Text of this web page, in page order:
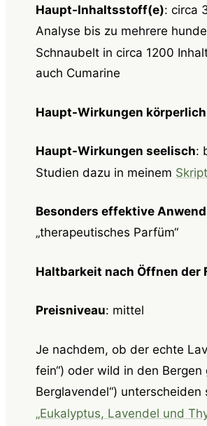
Haupt-Inhaltsstoff(e): circa
Analyse bis zu mehrere
Schnaubelt in circa 1200
auch Cumarine
Haupt-Wirkungen körperlich
Haupt-Wirkungen seelisch:
Studien dazu in meinem
Besonders effektive
„therapeutisches Parfüm“
Haltbarkeit nach Öffnen der
Preisniveau: mittel
Je nachdem, ob der echte
fein“) oder wild in den
Berglavendel“)
„Eukalyptus, Lavendel und